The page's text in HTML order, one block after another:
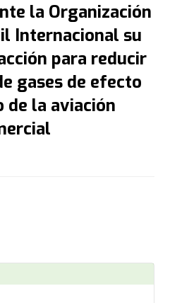
la Organización
Internacional su
para reducir
gases de efecto
de la aviación